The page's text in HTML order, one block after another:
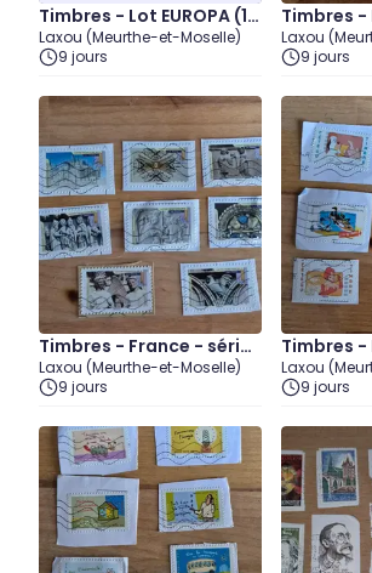
Timbres - Lot EUROPA (1)
- divers pays
Laxou (Meurthe-et-Moselle)
9 jours
Timbres -
lot 1
Laxou
9 jours
Timbres - France - séries
lot 2
Laxou (Meurthe-et-Moselle)
9 jours
Timbres -
lot 3
Laxou
9 jours